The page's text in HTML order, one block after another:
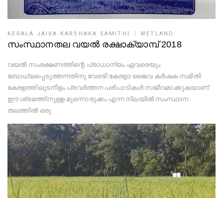
KERALA JAIVA KARSHAKA SAMITHI WETLAND
സംസ്ഥാനതല വയൽ രക്ഷാക്യാമ്പ് 2018
വയൽ സംരക്ഷണത്തിന്റെ പ്രാധാന്യം ഏവരെയും
ബോധ്യപ്പെടുത്തന്നതിനു വേണ്ടി കേരളാ ജൈവ കർഷക സമിതി
കേരളത്തിലുടനീളം പ്രവർത്തന പരിപാടികൾ സജീവമാക്കുകയാണ്.
ഈ ശ്രമത്തിനുള്ള മുന്നൊരുക്കം എന്ന നിലയിൽ സംസ്ഥാന
തലത്തിൽ ഒരു